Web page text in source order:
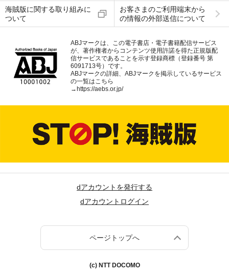
海賊版に関する取り組みに
ついて
お客さまのご利用端末から
の情報の外部送信について
ABJマークは、この電子書店・電子書籍配信サービス
が、著作権者からコンテンツ使用許諾を得た正規版配
信サービスであることを示す登録商標（登録番号 第
6091713号）です。
ABJマークの詳細、ABJマークを掲示しているサービス
の一覧はこちら
→ https://aebs.or.jp/
dアカウントを発行する
dアカウントログイン
ページトップへ
(c) NTT DOCOMO